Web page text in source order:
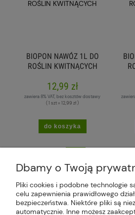
BIOPON NAWÓZ 1L DO
ROŚLIN KWITNĄCYCH
12,99 zł
zawiera 8% VAT, bez kosztów dostawy
( 1 szt = 12,99 zł )
do koszyka
Plus Market Sp. z o.o. |
Dbamy o Twoją
Pliki cookies i podobne technologie
celu zapewnienia prawidłowego
bezpieczeństwa. Niektóre pliki są
automatycznie. Inne możesz